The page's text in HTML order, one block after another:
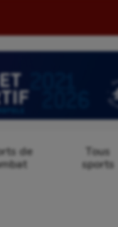
de
Tous
sports